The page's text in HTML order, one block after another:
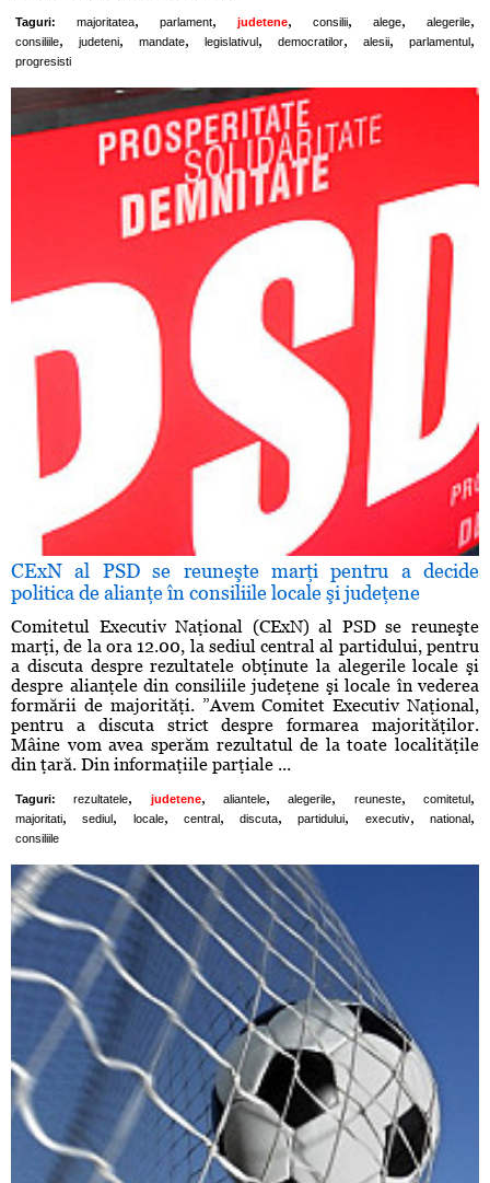
Taguri: majoritatea, parlament, judetene, consilii, alege, alegerile,
consiliile, judeteni, mandate, legislativul , democratilor, alesii, parlamentul ,
progresisti
CExN al PSD se reuneşte marţi pentru a decide
politica de alianţe în consiliile locale şi judeţene
Comitetul Executiv Naţional (CExN) al PSD se reuneşte
marţi, de la ora 12.00, la sediul central al partidului, pentru
a discuta despre rezultatele obţinute la alegerile locale şi
despre alianţele din consiliile judeţene şi locale în vederea
formării de majorităţi. ”Avem Comitet Executiv Naţional,
pentru a discuta strict despre formarea majorităţilor.
Mâine vom avea sperăm rezultatul de la toate localităţile
din ţară. Din informaţiile parţiale ...
Taguri: rezultatele, judetene, aliantele, alegerile, reuneste, comitetul ,
majoritati, sediul , locale, central, discuta, partidului, executiv, national ,
consiliile